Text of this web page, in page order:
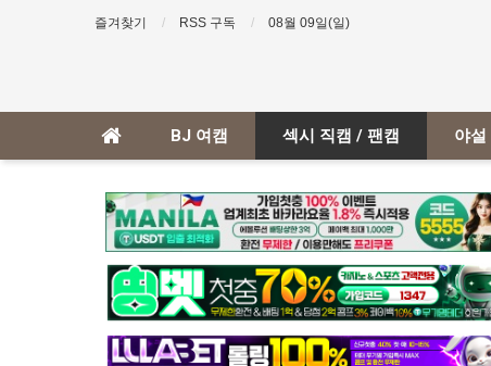
즐겨찾기 RSS 구독 08월 09일(일)
BJ 여캠 섹시 직캠 / 팬캠 야설